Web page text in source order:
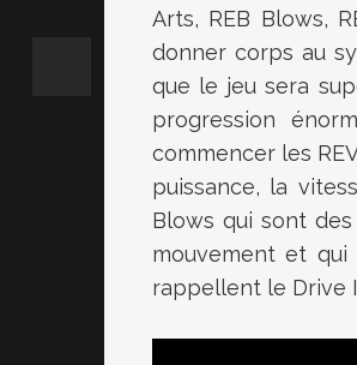
Arts, REB Blows,
donner corps au
que le jeu sera
progression
commencer les
puissance, la
Blows qui sont
mouvement et qui
rappellent le Drive